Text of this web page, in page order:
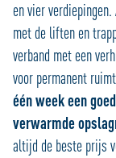
en vier
met de liften en
verband met een
voor permanent
één week een
verwarmde
altijd de beste prijs